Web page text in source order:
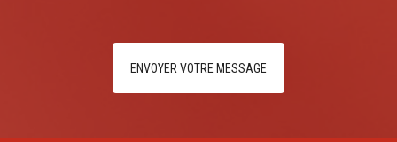
ENVOYER VOTRE MESSAGE